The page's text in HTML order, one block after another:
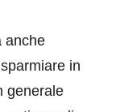
anche
in
generale